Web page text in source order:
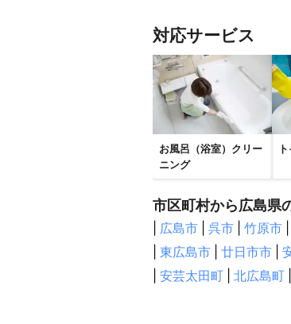
新居浜市
久万高原町
【香川県
観音寺市 多度津町
まんのう町
直島町
東かがわ市
【広島県
広島市 府中町 海田
北広島町
大竹市 呉
尾道市
府中市 庄原市
対応サービス
お風呂（浴室）クリー
ニング
市区町村から広島県
広島市 呉市 竹原市
東広島市 廿日市市
安芸太田町 北広島町